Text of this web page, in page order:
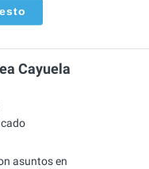
Cayuela
asuntos en